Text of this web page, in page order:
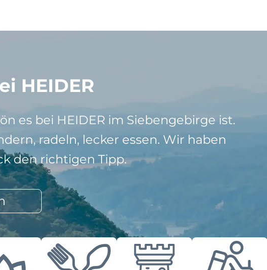
HEIDER
es bei HEIDER im Siebengebirge ist.
radeln, lecker essen. Wir haben
den richtigen Tipp.